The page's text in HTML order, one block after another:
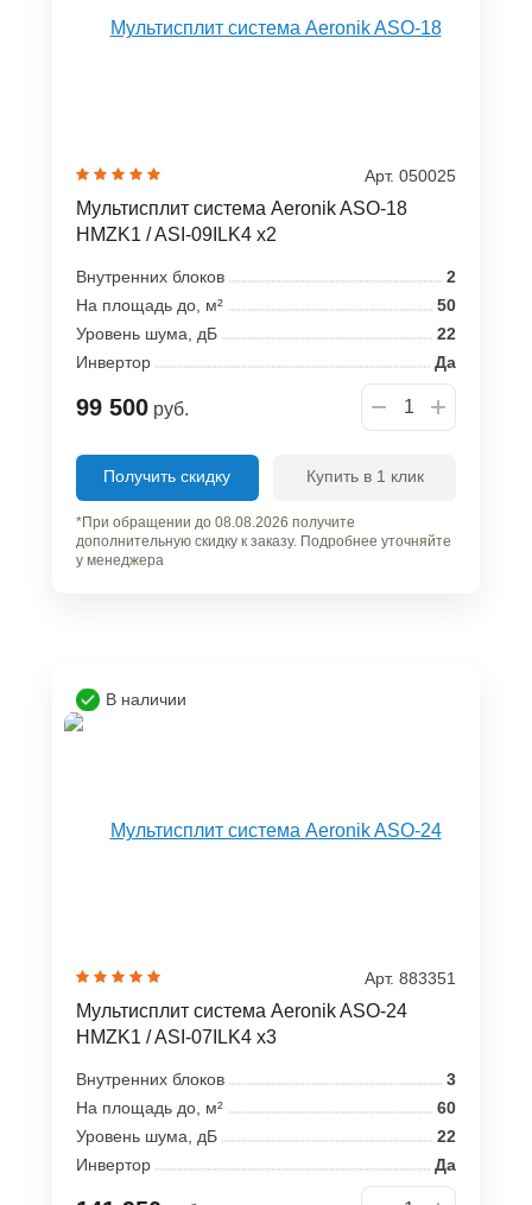
Арт. 050025
Мультисплит система Aeronik ASO-18
HMZK1 / ASI-09ILK4 x2
Внутренних блоков
2
На площадь до, м²
50
Уровень шума, дБ
22
Инвертор
Да
99 500 руб.
Получить скидку Купить в 1 клик
*При обращении до 08.08.2026 получите
дополнительную скидку к заказу. Подробнее уточняйте
у менеджера
В наличии
Арт. 883351
Мультисплит система Aeronik ASO-24
HMZK1 / ASI-07ILK4 x3
Внутренних блоков
3
На площадь до, м²
60
Уровень шума, дБ
22
Инвертор
Да